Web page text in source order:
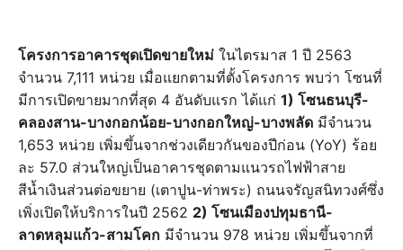
โครงการอาคารชุดเปิดขายใหม่ ในไตรมาส 1 ปี 2563
จำนวน 7,111 หน่วย เมื่อแยกตามที่ตั้งโครงการ พบว่า โซนที่
มีการเปิดขายมากที่สุด 4 อันดับแรก ได้แก่ 1) โซนธนบุรี-
คลองสาน-บางกอกน้อย-บางกอกใหญ่-บางพลัด มีจำนวน
1,653 หน่วย เพิ่มขึ้นจากช่วงเดียวกันของปีก่อน (YoY) ร้อย
ละ 57.0 ส่วนใหญ่เป็นอาคารชุดตามแนวรถไฟฟ้าสาย
สีน้ำเงินส่วนต่อขยาย (เตาปูน-ท่าพระ) ถนนจรัญสนิทวงศ์ซึ่ง
เพิ่งเปิดให้บริการในปี 2562 2) โซนเมืองปทุมธานี-
ลาดหลุมแก้ว-สามโคก มีจำนวน 978 หน่วย เพิ่มขึ้นจากที่